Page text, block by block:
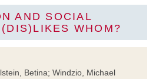
AND SOCIAL
WHOM?
Betina; Windzio, Michael